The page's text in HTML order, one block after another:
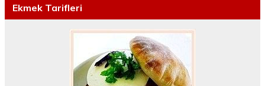
Ekmek Tarifleri